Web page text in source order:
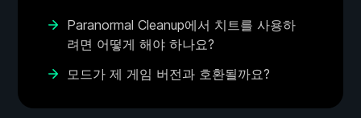
Paranormal Cleanup에서 치트를 사용하
려면 어떻게 해야 하나요?
모드가 제 게임 버전과 호환될까요?